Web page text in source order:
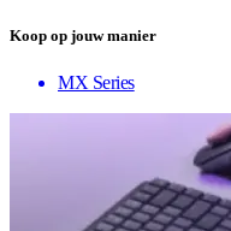
Koop op jouw manier
MX Series